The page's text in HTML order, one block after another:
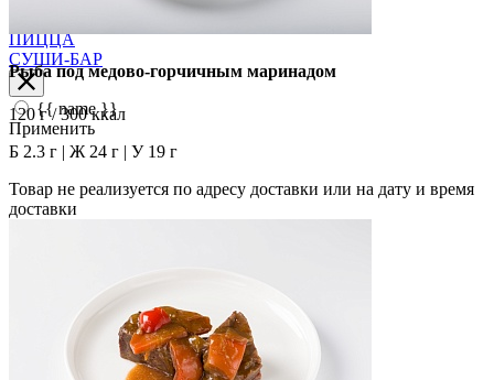
ПИЦЦА
СУШИ-БАР
{{ name }}
Применить
Рыба под медово-горчичным маринадом
120 г / 300 ккал
Б 2.3 г | Ж 24 г | У 19 г
Товар не реализуется по адресу доставки или на дату и время
доставки